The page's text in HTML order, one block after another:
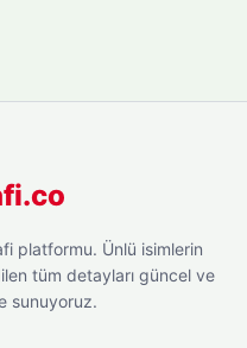
platformu. Ünlü isimlerin
tüm detayları güncel ve
sunuyoruz.